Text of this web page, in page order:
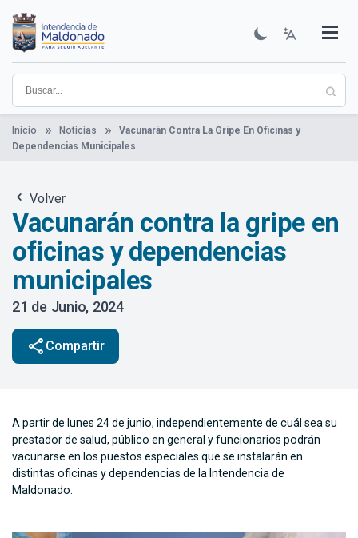
contenido
principal
Institucional
Municipios
Descubre Maldonado
Comunicación
Servicios
Guía De Trámites
Ver Noticias
Inicio Noticias
Vacunarán Contra La Gripe En Oficinas y
Dependencias Municipales
Volver
Vacunarán contra la gripe en
oficinas y dependencias
municipales
21 de Junio, 2024
share Compartir
A partir de lunes 24 de junio, independientemente de cuál sea su
prestador de salud, público en general y funcionarios podrán
vacunarse en los puestos especiales que se instalarán en
distintas oficinas y dependencias de la Intendencia de
Maldonado.